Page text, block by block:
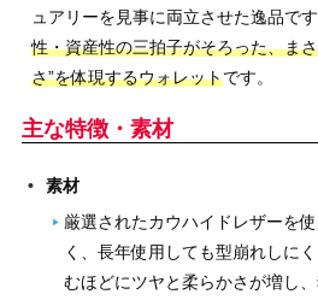
ュアリーを見事に両立させた逸品で
性・資産性の三拍子がそろった、ま
さ”を体現するウォレットです。
主な特徴・素材
素材
厳選されたカウハイドレザーを
く、長年使用しても型崩れしに
むほどにツヤと柔らかさが増し